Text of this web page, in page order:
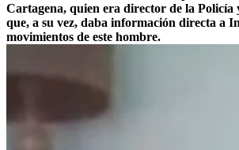
Cartagena, quien era director de la Policía
que, a su vez, daba información directa a
movimientos de este hombre.